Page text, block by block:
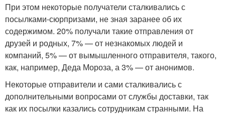
При этом некоторые получатели сталкивались с
посылками-сюрпризами, не зная заранее об их
содержимом. 20% получали такие отправления от
друзей и родных, 7% — от незнакомых людей и
компаний, 5% — от вымышленного отправителя, такого,
как, например, Деда Мороза, а 3% — от анонимов.
Некоторые отправители и сами сталкивались с
дополнительными вопросами от службы доставки, так
как их посылки казались сотрудникам странными. На